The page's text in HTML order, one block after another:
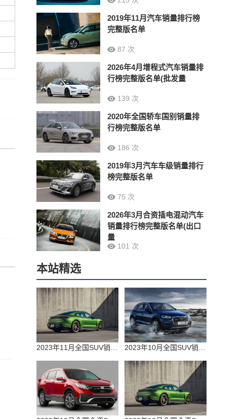
2019年11月汽车销量排行榜
完整版名单
87 次
2026年4月增程式汽车销量排
行榜完整版名单(批发量
139 次
2020年全国轿车国别销量排
行榜完整版名单
186 次
2019年3月汽车车级销量排行
榜完整版名单
75 次
2026年3月合资插电混动汽车
销量排行榜完整版名单(出口
量
101 次
本站精选